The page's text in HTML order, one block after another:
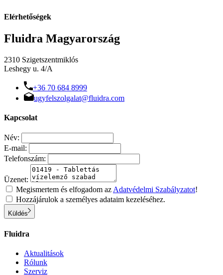
Elérhetőségek
Fluidra Magyarország
2310 Szigetszentmiklós
Leshegy u. 4/A
+36 70 684 8999
ugyfelszolgalat@fluidra.com
Kapcsolat
Név:
E-mail:
Telefonszám:
Üzenet:
Megismertem és elfogadom az Adatvédelmi Szabályzatot!
Hozzájárulok a személyes adataim kezeléséhez.
Küldés
Fluidra
Aktualitások
Rólunk
Szerviz